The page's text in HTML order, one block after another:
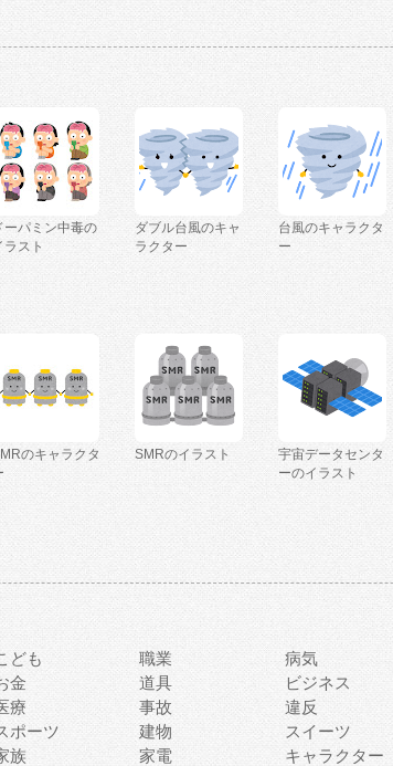
ーパミン中毒の
ラスト
ダブル台風のキャ
ラクター
台風のキャラクタ
ー
のキャラクタ
SMRのイラスト
宇宙データセンタ
ーのイラスト
ども 職業 病気
金 道具 ビジネス
療 事故 違反
ポーツ 建物 スイーツ
族 家電 キャラクター